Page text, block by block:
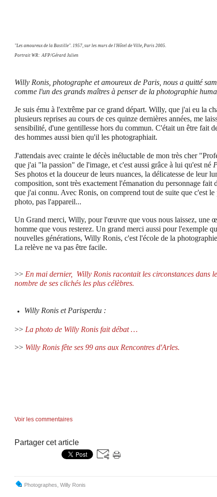
"Les amoureux de la Bastille". 1957, sur les murs de l'Hôtel de Ville, Paris 2005.
Portrait WR: AFP/Gérard Julien
Willy Ronis, photographe et amoureux de Paris, nous a quitté
comme l'un des grands maîtres à penser de la photographie
Je suis ému à l'extrême par ce grand départ. Willy, que j'ai eu la
plusieurs reprises au cours de ces quinze dernières années, me
sensibilité, d'une gentillesse hors du commun. C'était un être fait
des hommes aussi bien qu'il les photographiait.
J'attendais avec crainte le décès inéluctable de mon très cher
que j'ai "la passion" de l'image, et c'est aussi grâce à lui qu'est né
Ses photos et la douceur de leurs nuances, la délicatesse de leur
composition, sont très exactement l'émanation du personnage fait
que j'ai connu. Avec Ronis, on comprend tout de suite que c'est
photo, pas l'appareil...
Un Grand merci, Willy, pour l'œuvre que vous nous laissez, une
homme que vous resterez. Un grand merci aussi pour l'exemple
nouvelles générations, Willy Ronis, c'est l'école de la
La relève ne va pas être facile.
>> En mai dernier, Willy Ronis racontait les circonstances dans
nombre de ses clichés les plus célèbres.
Willy Ronis et Parisperdu :
>> La photo de Willy Ronis fait débat …
>> Willy Ronis fête ses 99 ans aux Rencontres d'Arles.
Voir les commentaires
Partager cet article
Photographes Willy Ronis